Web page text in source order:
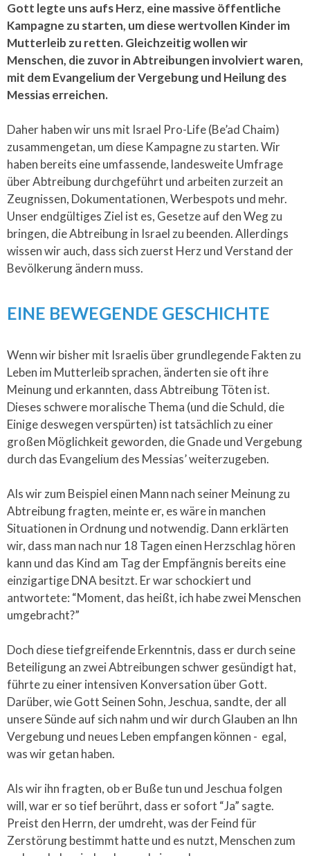
Gott legte uns aufs Herz, eine massive öffentliche
Kampagne zu starten, um diese wertvollen Kinder im
Mutterleib zu retten. Gleichzeitig wollen wir
Menschen, die zuvor in Abtreibungen involviert waren,
mit dem Evangelium der Vergebung und Heilung des
Messias erreichen.
Daher haben wir uns mit Israel Pro-Life (Be’ad Chaim)
zusammengetan, um diese Kampagne zu starten. Wir
haben bereits eine umfassende, landesweite Umfrage
über Abtreibung durchgeführt und arbeiten zurzeit an
Zeugnissen, Dokumentationen, Werbespots und mehr.
Unser endgültiges Ziel ist es, Gesetze auf den Weg zu
bringen, die Abtreibung in Israel zu beenden. Allerdings
wissen wir auch, dass sich zuerst Herz und Verstand der
Bevölkerung ändern muss.
EINE BEWEGENDE GESCHICHTE
Wenn wir bisher mit Israelis über grundlegende Fakten zu
Leben im Mutterleib sprachen, änderten sie oft ihre
Meinung und erkannten, dass Abtreibung Töten ist.
Dieses schwere moralische Thema (und die Schuld, die
Einige deswegen verspürten) ist tatsächlich zu einer
großen Möglichkeit geworden, die Gnade und Vergebung
durch das Evangelium des Messias’ weiterzugeben.
Als wir zum Beispiel einen Mann nach seiner Meinung zu
Abtreibung fragten, meinte er, es wäre in manchen
Situationen in Ordnung und notwendig. Dann erklärten
wir, dass man nach nur 18 Tagen einen Herzschlag hören
kann und das Kind am Tag der Empfängnis bereits eine
einzigartige DNA besitzt. Er war schockiert und
antwortete: “Moment, das heißt, ich habe zwei Menschen
umgebracht?”
Doch diese tiefgreifende Erkenntnis, dass er durch seine
Beteiligung an zwei Abtreibungen schwer gesündigt hat,
führte zu einer intensiven Konversation über Gott.
Darüber, wie Gott Seinen Sohn, Jeschua, sandte, der all
unsere Sünde auf sich nahm und wir durch Glauben an Ihn
Vergebung und neues Leben empfangen können - egal,
was wir getan haben.
Als wir ihn fragten, ob er Buße tun und Jeschua folgen
will, war er so tief berührt, dass er sofort “Ja” sagte.
Preist den Herrn, der umdreht, was der Feind für
Zerstörung bestimmt hatte und es nutzt, Menschen zum